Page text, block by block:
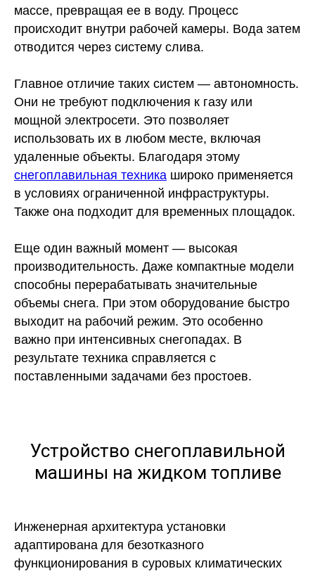
массе, превращая ее в воду. Процесс
происходит внутри рабочей камеры. Вода затем
отводится через систему слива.
Главное отличие таких систем — автономность.
Они не требуют подключения к газу или
мощной электросети. Это позволяет
использовать их в любом месте, включая
удаленные объекты. Благодаря этому
снегоплавильная техника широко применяется
в условиях ограниченной инфраструктуры.
Также она подходит для временных площадок.
Еще один важный момент — высокая
производительность. Даже компактные модели
способны перерабатывать значительные
объемы снега. При этом оборудование быстро
выходит на рабочий режим. Это особенно
важно при интенсивных снегопадах. В
результате техника справляется с
поставленными задачами без простоев.
Устройство снегоплавильной
машины на жидком топливе
Инженерная архитектура установки
адаптирована для безотказного
функционирования в суровых климатических